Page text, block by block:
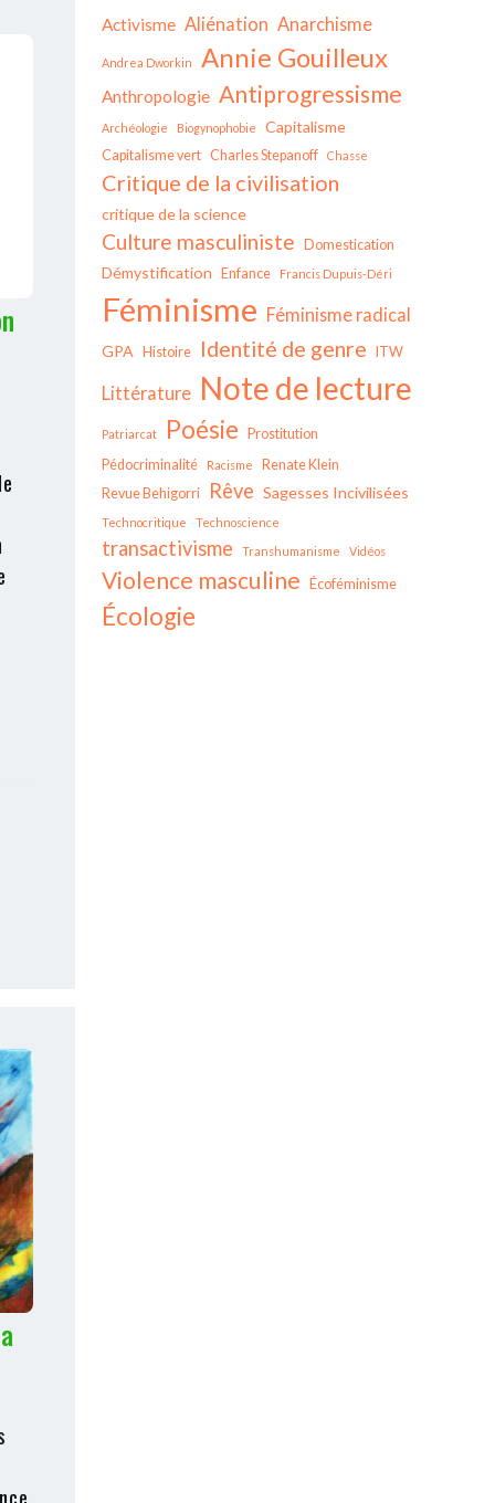
Activisme Aliénation Anarchisme
Andrea Dworkin Annie Gouilleux
Anthropologie Antiprogressisme
Archéologie Biogynophobie Capitalisme
Capitalisme vert Charles Stepanoff Chasse
Critique de la civilisation
critique de la science
Culture masculiniste Domestication
Démystification Enfance Francis Dupuis-Déri
Féminisme Féminisme radical
GPA Histoire Identité de genre ITW
Littérature Note de lecture
Patriarcat Poésie Prostitution
Pédocriminalité
Racisme
Renate Klein
Revue Behigorri
Rêve Sagesses Incivilisées
Technocritique Technoscience
transactivisme Transhumanisme Vidéos
Violence masculine Écoféminisme
Écologie